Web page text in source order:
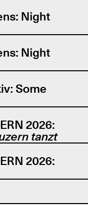
Night
Night
Some
2026:
tanzt
2026: